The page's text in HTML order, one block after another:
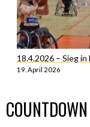
18.4.2026 – Sieg
19. April 2026
COUNTDOWN